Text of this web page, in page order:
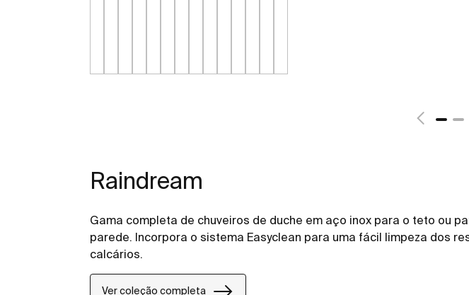
Raindream
Gama completa de chuveiros de duche em aço inox para o teto ou
parede. Incorpora o sistema Easyclean para uma fácil limpeza dos
calcários.
Ver coleção completa